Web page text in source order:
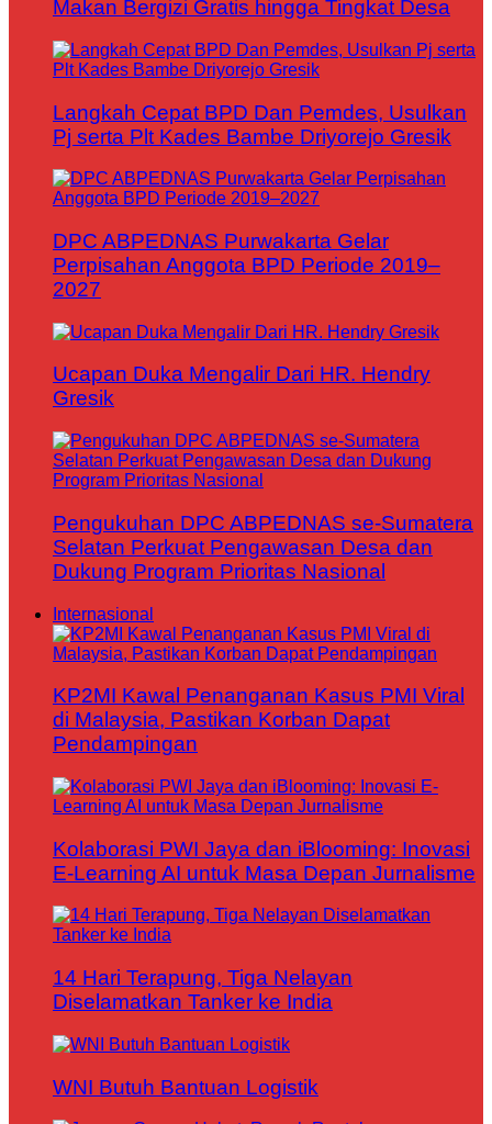
Makan Bergizi Gratis hingga Tingkat Desa
Langkah Cepat BPD Dan Pemdes, Usulkan
Pj serta Plt Kades Bambe Driyorejo Gresik
DPC ABPEDNAS Purwakarta Gelar
Perpisahan Anggota BPD Periode 2019–
2027
Ucapan Duka Mengalir Dari HR. Hendry
Gresik
Pengukuhan DPC ABPEDNAS se-Sumatera
Selatan Perkuat Pengawasan Desa dan
Dukung Program Prioritas Nasional
Internasional
KP2MI Kawal Penanganan Kasus PMI Viral
di Malaysia, Pastikan Korban Dapat
Pendampingan
Kolaborasi PWI Jaya dan iBlooming: Inovasi
E-Learning AI untuk Masa Depan Jurnalisme
14 Hari Terapung, Tiga Nelayan
Diselamatkan Tanker ke India
WNI Butuh Bantuan Logistik